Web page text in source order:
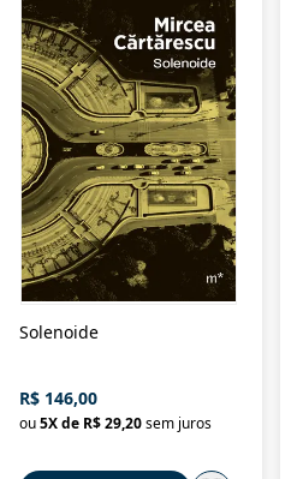
Solenoide
R$ 146,00
ou5X de R$ 29,20sem juros